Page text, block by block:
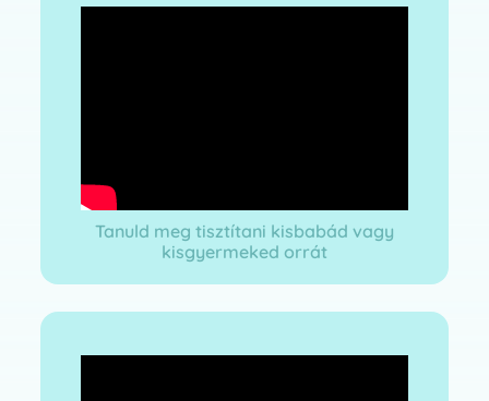
Tanuld meg tisztítani kisbabád vagy
kisgyermeked orrát